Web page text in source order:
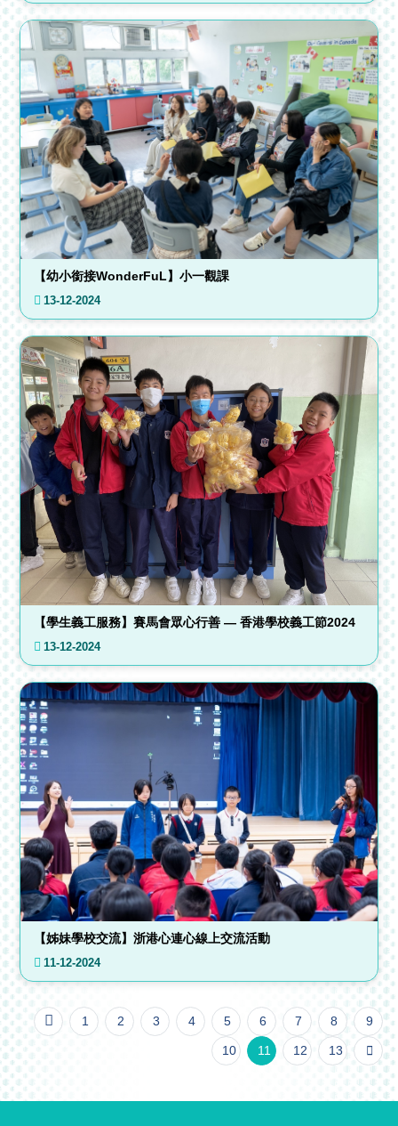
【幼小銜接WonderFuL】小一觀課
13-12-2024
【學生義工服務】賽馬會眾心行善 — 香港學校義工節2024
13-12-2024
【姊妹學校交流】浙港心連心線上交流活動
11-12-2024
1 2 3 4 5 6 7 8 9
10 11 12 13